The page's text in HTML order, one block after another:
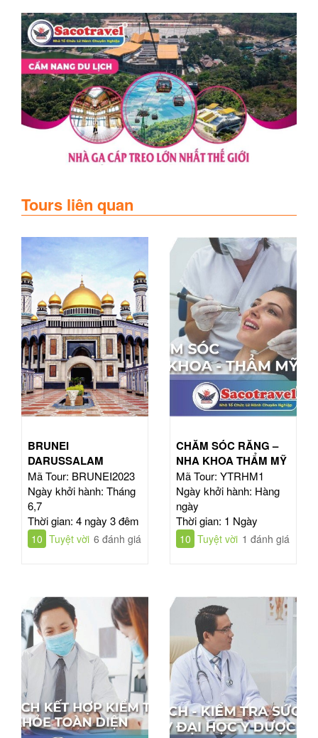
Tours liên quan
BRUNEI
DARUSSALAM
Mã Tour: BRUNEI2023
Ngày khởi hành: Tháng
6,7
Thời gian: 4 ngày 3 đêm
10 Tuyệt vời 6 đánh giá
CHĂM SÓC RĂNG –
NHA KHOA THẨM MỸ
Mã Tour: YTRHM1
Ngày khởi hành: Hàng
ngày
Thời gian: 1 Ngày
10 Tuyệt vời 1 đánh giá